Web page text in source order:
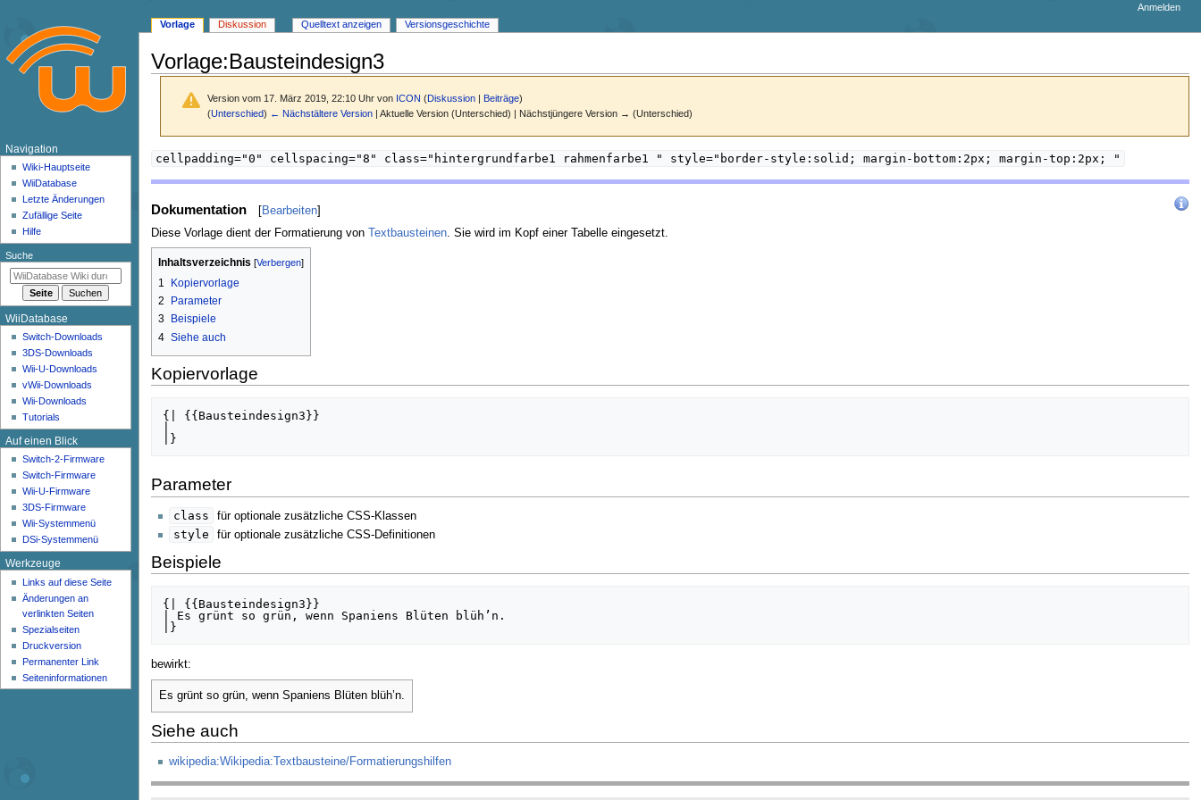
Vorlage:Bausteindesign3
Version vom 17. März 2019, 22:10 Uhr von ICON (Diskussion Beiträge)
(Unterschied) ← Nächstältere Version | Aktuelle Version (Unterschied) | Nächstjüngere Version → (Unterschied)
Zur
Zur
cellpadding="0" cellspacing="8" class="hintergrundfarbe1 rahmenfarbe1 " style="border-style:solid; margin-bottom:2px; margin-top:2px; "
Dokumentation [Bearbeiten]
Diese Vorlage dient der Formatierung von Textbausteinen. Sie wird im Kopf einer Tabelle eingesetzt.
Inhaltsverzeichnis
1
Kopiervorlage
2
Parameter
3
Beispiele
4 Siehe auch
Kopiervorlage
{| {{Bausteindesign3}}
Parameter
class für optionale zusätzliche CSS-Klassen
style für optionale zusätzliche CSS-Definitionen
Beispiele
{| {{Bausteindesign3}}
| Es grünt so grün, wenn Spaniens Blüten blüh’n.
bewirkt:
Es grünt so grün, wenn Spaniens Blüten blüh’n.
Siehe auch
wikipedia:Wikipedia:Textbausteine/Formatierungshilfen
N
a
o
n
m
ü
Vorlage Diskussion Quelltext anzeigen Versionsgeschichte
Anmelden
Navigation
Wiki-Hauptseite
WiiDatabase
Letzte Änderungen
Zufällige Seite
Hilfe
Suche
WiiDatabase
Switch-Downloads
3DS-Downloads
Wii-U-Downloads
vWii-Downloads
Wii-Downloads
Tutorials
Auf einen Blick
Switch-2-Firmware
Switch-Firmware
Wii-U-Firmware
3DS-Firmware
Wii-Systemmenü
DSi-Systemmenü
Werkzeuge
Links auf diese Seite
Änderungen an
verlinkten Seiten
Spezialseiten
Druckversion
Permanenter Link
Seiten­­informationen